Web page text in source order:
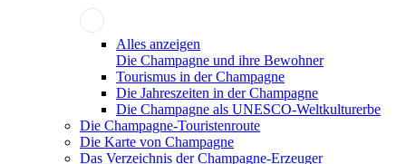
Alles anzeigen
Die Champagne und ihre Bewohner
Tourismus in der Champagne
Die Jahreszeiten in der Champagne
Die Champagne als UNESCO-Weltkulturerbe
Die Champagne-Touristenroute
Die Karte von Champagne
Das Verzeichnis der Champagne-Erzeuger